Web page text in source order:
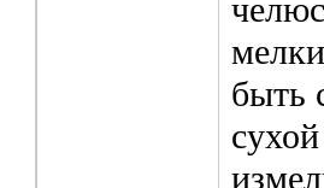
быть